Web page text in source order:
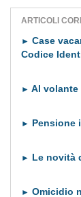
ARTICOLI
► Case
Codice
► Al volante
► Pensione
► Le novità
► Omicidio